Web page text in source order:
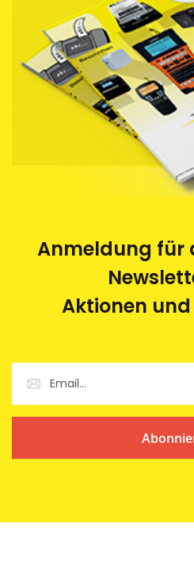
werden im Auftrag von
Behindertenwerk zerlegt
Wiederverwertung
umweltfreundliche Sache.
Anmeldung für
Aktionen